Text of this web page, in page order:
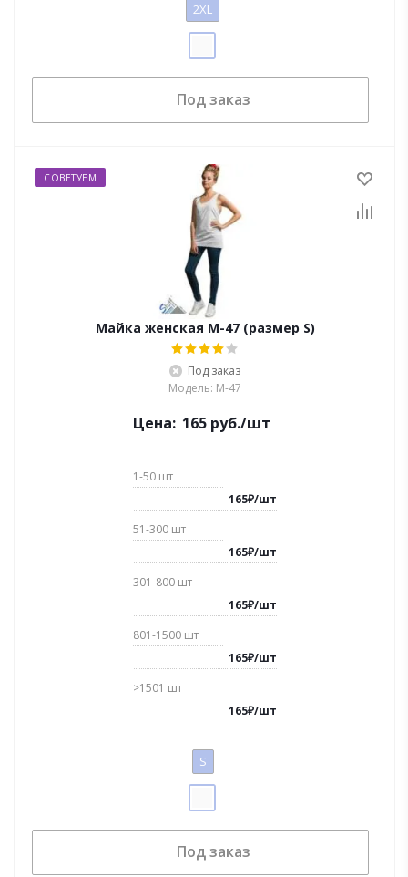
2XL
Под заказ
СОВЕТУЕМ
Майка женская M-47 (размер S)
Под заказ
Модель: M-47
Цена: 165 руб./шт
1-50 шт
165₽/шт
51-300 шт
165₽/шт
301-800 шт
165₽/шт
801-1500 шт
165₽/шт
>1501 шт
165₽/шт
S
Под заказ